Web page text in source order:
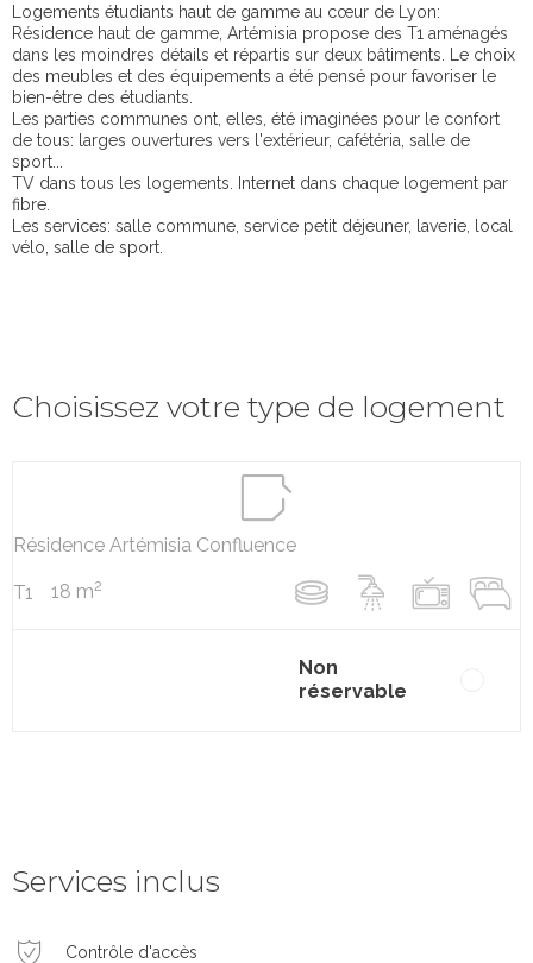
Logements étudiants haut de gamme au cœur de Lyon:
Résidence haut de gamme, Artémisia propose des T1 aménagés
dans les moindres détails et répartis sur deux bâtiments. Le choix
des meubles et des équipements a été pensé pour favoriser le
bien-être des étudiants.
Les parties communes ont, elles, été imaginées pour le confort
de tous: larges ouvertures vers l'extérieur, cafétéria, salle de
sport...
TV dans tous les logements. Internet dans chaque logement par
fibre.
Les services: salle commune, service petit déjeuner, laverie, local
vélo, salle de sport.
Choisissez votre type de logement
Résidence Artémisia Confluence
T1 18 m2
Non
réservable
Services inclus
Contrôle d'accès